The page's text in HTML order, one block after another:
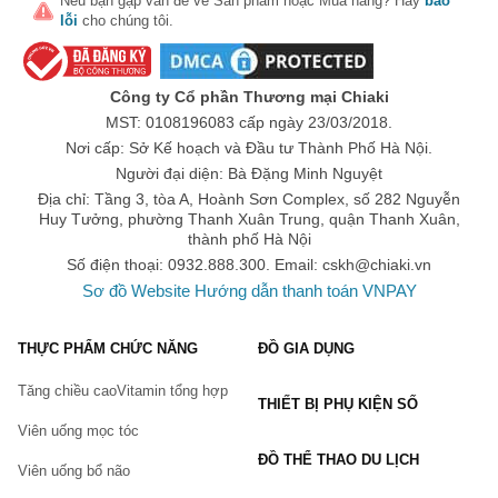
nhất định để phát huy hiệu quả.
Trong quá trình sử dụng bạn cần thường xuyên kiểm tra,
đánh giá tình trạng vấn đề của mình để nhận thấy được kết
quả mà sản phẩm mang tới
Sản phẩm hỗ trợ xương khớp không dùng cho người dưới 18
tuổi, phụ nữ có thai, đang cho con bú, …
Trong quá trình sử dụng, người dùng gặp vấn đề bất thường
thì nên dừng sử dụng và hỏi tư vấn bác sĩ chuyên môn.
Top thương hiệu & sản phẩm hỗ trợ xương khớp - thoái
hóa khớp
Chiaki.vn hiện nay đang cung cấp rất nhiều sản phẩm hỗ trợ
từ nhiều thương hiệu nổi tiếng, được nhiều người tiêu dùng trên
mục Glucosamine và dầu xoa bóp, hỗ trợ người tiêu dùng tìm
kiếm sản phẩm phù hợp với nhu cầu sử dụng của mình hơn.
Trong đó:
Glucosamine :
lỗi cho chúng tôi.
Công ty Cổ phần Thương mại Chiaki
MST: 0108196083 cấp ngày 23/03/2018.
Nơi cấp: Sở Kế hoạch và Đầu tư Thành Phố Hà Nội.
Người đại diện: Bà Đặng Minh Nguyệt
Địa chỉ: Tầng 3, tòa A, Hoành Sơn Complex, số 282 Nguyễn
Huy Tưởng, phường Thanh Xuân Trung, quận Thanh Xuân,
thành phố Hà Nội
Số điện thoại: 0932.888.300. Email: cskh@chiaki.vn
Sơ đồ Website Hướng dẫn thanh toán VNPAY
THỰC PHẨM CHỨC NĂNG
Tăng chiều caoVitamin tổng hợp
Viên uống mọc tóc
Viên uống bổ não
ĐỒ GIA DỤNG
THIẾT BỊ PHỤ KIỆN SỐ
ĐỒ THỂ THAO DU LỊCH